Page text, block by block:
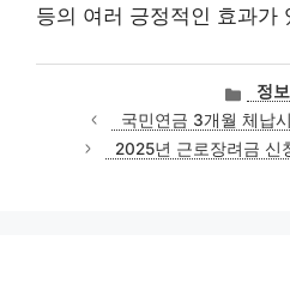
등의 여러 긍정적인 효과가
카
테
고
리
정보
국민연금 3개월 체납
2025년 근로장려금 신